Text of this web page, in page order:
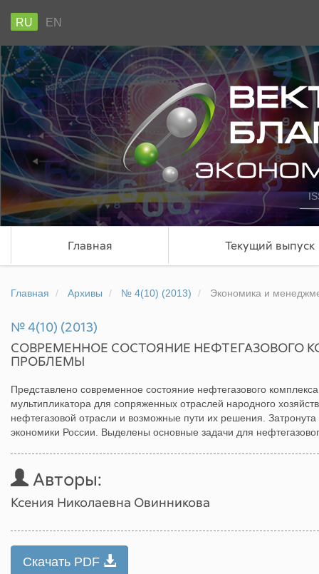
RU EN
Главная Текущий выпуск
Главная Архивы № 4(10) (2013) Экономика и
№ 4(10) (2013)
СОВРЕМЕННОЕ СОСТОЯНИЕ НЕФТЕГАЗОВОГО
ПРОБЛЕМЫ
Представлено современное состояние нефтегазового
мультипликатора для сопряженных отраслей народного
нефтегазовой отрасли и возможные пути их решения.
экономики России. Выделены основные задачи для
Авторы:
Ксения Николаевна Овинникова
Скачать PDF